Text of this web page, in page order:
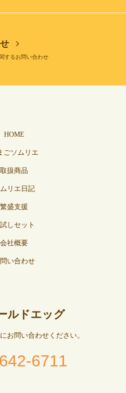
するお問い合わせ
HOME
ごソムリエ
取扱商品
リエ日記
繁盛支援
しセット
会社概要
い合わせ
ルドエッグ
お問い合わせください。
6711